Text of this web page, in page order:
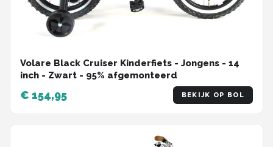
Volare Black Cruiser Kinderfiets - Jongens - 14
inch - Zwart - 95% afgemonteerd
€ 154,95 BEKIJK OP BOL